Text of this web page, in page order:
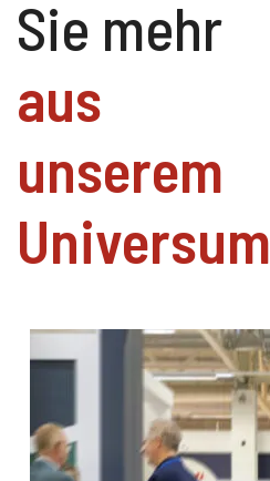
Sie mehr
aus
unserem
Universum